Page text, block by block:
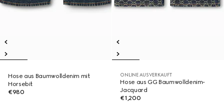
Hose aus Baumwolldenim mit
Horsebit
€980
ONLINE AUSVERKAUFT
Hose aus GG Baumwolldenim-
Jacquard
€1,200